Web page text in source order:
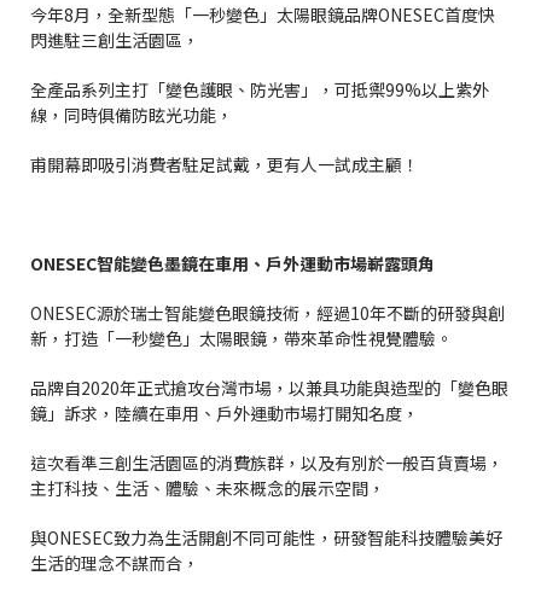
今年8月，全新型態「一秒變色」太陽眼鏡品牌ONESEC首度快
閃進駐三創生活園區，
全產品系列主打「變色護眼、防光害」，可抵禦99%以上紫外
線，同時俱備防眩光功能，
甫開幕即吸引消費者駐足試戴，更有人一試成主顧！
ONESEC智能變色墨鏡在車用、戶外運動市場嶄露頭角
ONESEC源於瑞士智能變色眼鏡技術，經過10年不斷的研發與創
新，打造「一秒變色」太陽眼鏡，帶來革命性視覺體驗。
品牌自2020年正式搶攻台灣市場，以兼具功能與造型的「變色眼
鏡」訴求，陸續在車用、戶外運動市場打開知名度，
這次看準三創生活園區的消費族群，以及有別於一般百貨賣場，
主打科技、生活、體驗、未來概念的展示空間，
與ONESEC致力為生活開創不同可能性，研發智能科技體驗美好
生活的理念不謀而合，